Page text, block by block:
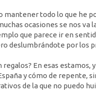
mantener todo lo que he
ocasiones se nos va
que parece ir en
deslumbrándote por los
En esas estamos,
y cómo de repente,
de la que no puedo